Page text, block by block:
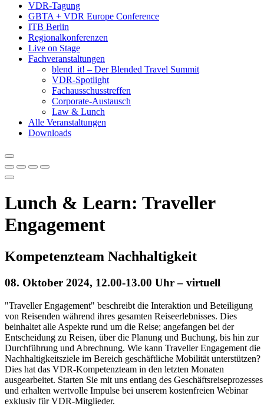
VDR-Tagung
GBTA + VDR Europe Conference
ITB Berlin
Regionalkonferenzen
Live on Stage
Fachveranstaltungen
blend_it! – Der Blended Travel Summit
VDR-Spotlight
Fachausschusstreffen
Corporate-Austausch
Law & Lunch
Alle Veranstaltungen
Downloads
Lunch & Learn: Traveller
Engagement
Kompetenzteam Nachhaltigkeit
08. Oktober 2024, 12.00-13.00 Uhr – virtuell
"Traveller Engagement" beschreibt die Interaktion und Beteiligung
von Reisenden während ihres gesamten Reiseerlebnisses. Dies
beinhaltet alle Aspekte rund um die Reise; angefangen bei der
Entscheidung zu Reisen, über die Planung und Buchung, bis hin zur
Durchführung und Abrechnung. Wie kann Traveller Engagement die
Nachhaltigkeitsziele im Bereich geschäftliche Mobilität unterstützen?
Dies hat das VDR-Kompetenzteam in den letzten Monaten
ausgearbeitet. Starten Sie mit uns entlang des Geschäftsreiseprozesses
und erhalten wertvolle Impulse bei unserem kostenfreien Webinar
exklusiv für VDR-Mitglieder.